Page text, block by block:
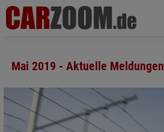
Mai 2019 - Aktuelle Meldungen